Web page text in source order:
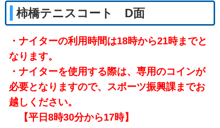
柿橋テニスコート D面
・ナイターの利用時間は18時から21時までと
なります。
・ナイターを使用する際は、専用のコインが
必要となりますので、スポーツ振興課までお
越しください。
【平日8時30分から17時】